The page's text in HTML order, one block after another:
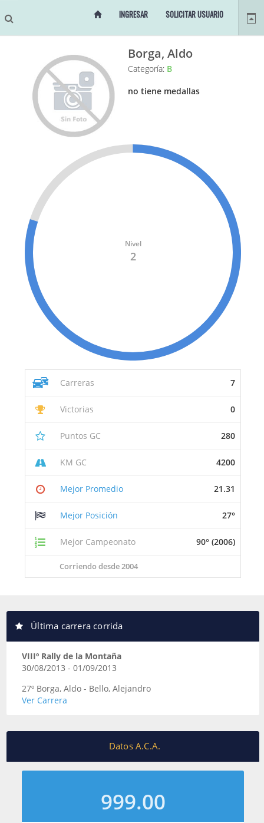
INGRESAR SOLICITAR USUARIO
Borga, Aldo
Categoría: B
no tiene medallas
Nivel
2
Carreras 7
Victorias 0
Puntos GC 280
KM GC 4200
Mejor Promedio 21.31
Mejor Posición 27°
Mejor Campeonato 90° (2006)
Corriendo desde 2004
Última carrera corrida
VIIIº Rally de la Montaña
30/08/2013 - 01/09/2013
27º Borga, Aldo - Bello, Alejandro
Ver Carrera
Datos A.C.A.
999.00